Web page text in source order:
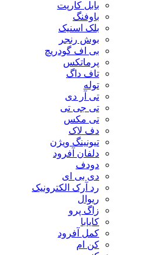
بابل کارپت
باوفنگ
بلک اسنیک
بوش رنجر
بی اف گودریچ
پرماتکس
تاف داگ
توله
تی آر دی
تی جی تی
تی مکس
دف لاک
تیونینگ ویژن
دلفان آفرود
دودف
دی بی ای
رد آرک الکترونیک
ریوال
زاگ پرو
کایابا
کمل آفرود
کن ام